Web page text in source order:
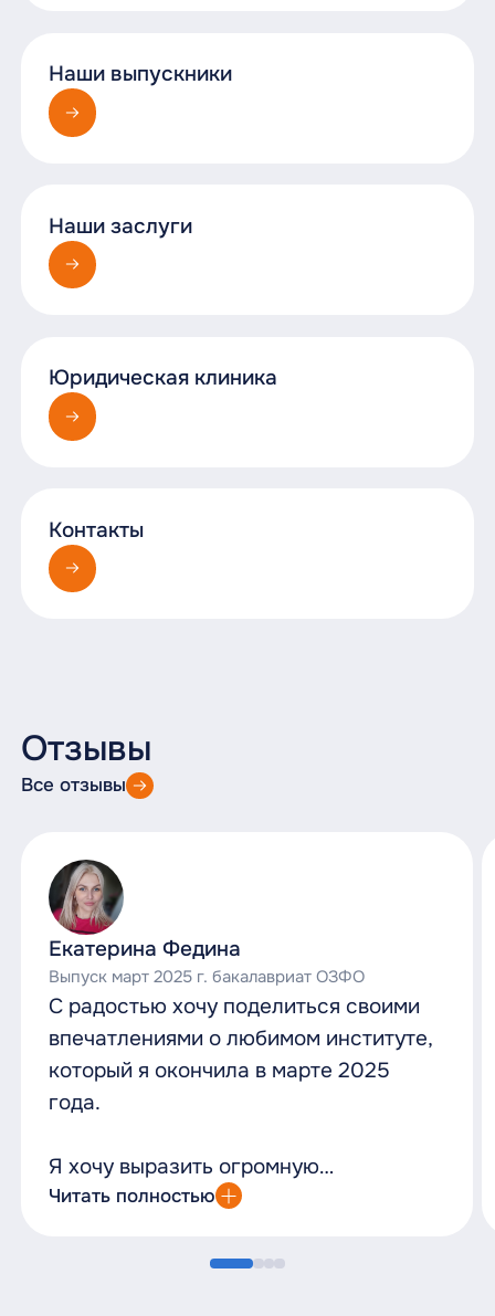
Наши выпускники
Наши заслуги
Юридическая клиника
Контакты
Отзывы
Все отзывы
Екатерина Федина
Выпуск март 2025 г. бакалавриат ОЗФО
С радостью хочу поделиться своими
впечатлениями о любимом институте,
который я окончила в марте 2025
года.
Я хочу выразить огромную
благодарность МЮИ за
Читать полностью